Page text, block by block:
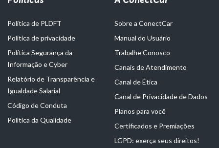
Política de PLDFT
Política de privacidade
Política Segurança da
Informação e Cyber
Relatório de Transparência e
Igualdade Salarial
Código de Conduta
Política da Qualidade
Sobre a ConectCar
Manual do Usuário
Trabalhe Conosco
Canais de Atendimento
Canal de Ética
Canal de Privacidade de Dados
Planos para você
Certificados e Premiações
LGPD: exerça seus direitos!